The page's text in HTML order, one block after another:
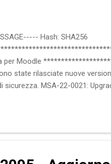
Hash: SHA256
per Moodle
state rilasciate nuove
sicurezza. MSA-22-0021:
alla 3.9.16 Moodle